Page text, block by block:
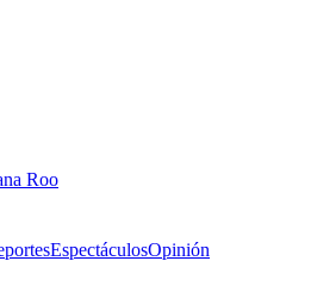
Roo
EspectáculosOpinión